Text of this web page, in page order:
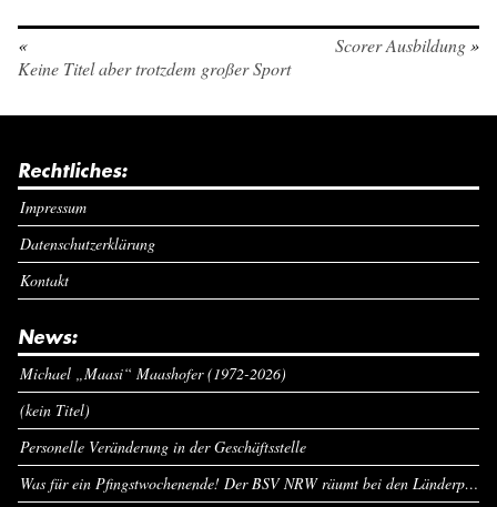
«
Keine Titel aber trotzdem großer Sport
Scorer Ausbildung»
Rechtliches:
Impressum
Datenschutzerklärung
Kontakt
News:
Michael „Maasi“ Maashofer (1972-2026)
(kein Titel)
Personelle Veränderung in der Geschäftsstelle
Was für ein Pfingstwochenende! Der BSV NRW räumt bei den Länderpokalen ab